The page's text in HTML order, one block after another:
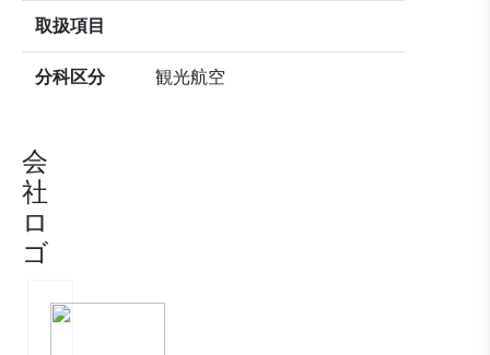
取扱項目
分科区分 観光航空
会
社
ロ
ゴ